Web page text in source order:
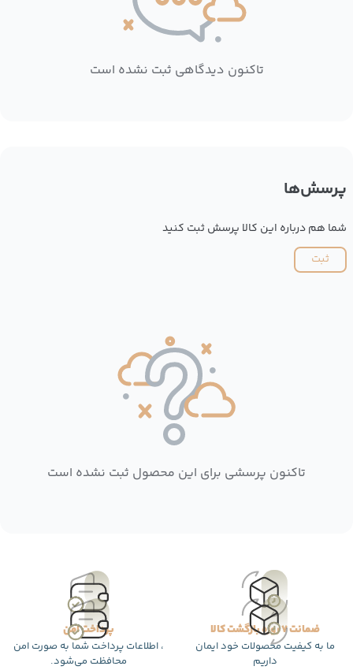
تاکنون دیدگاهی ثبت نشده است
پرسش‌ها
شما هم درباره این کالا پرسش ثبت کنید
ثبت
تاکنون پرسشی برای این محصول ثبت نشده است
ضمانت 7 روزه بازگشت کالا
ما به کیفیت محصولات خود ایمان
داریم
پرداخت امن
، اطلاعات پرداخت شما به صورت امن
محافظت می‌شود.